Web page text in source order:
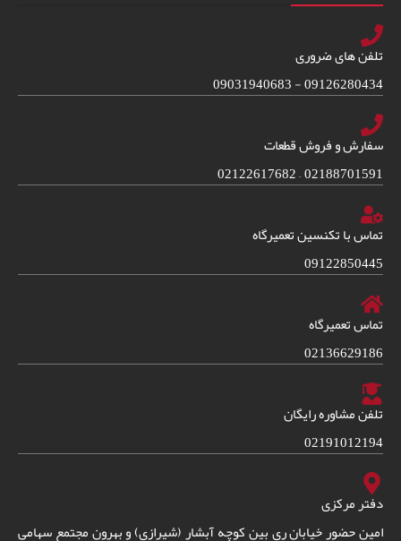
تلفن های ضروری
09126280434 - 09031940683
سفارش و فروش قطعات
02188701591 – 02122617682
تماس با تکنسین تعمیرگاه
09122850445
تماس تعمیرگاه
02136629186
تلفن مشاوره رایگان
02191012194
دفتر مرکزی
امین حضور خیابان ری بین کوچه آبشار (شیرازی) و بهرون مجتمع سهامی